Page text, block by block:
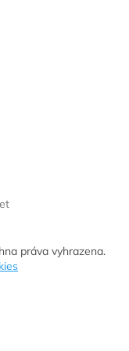
práva vyhrazena.